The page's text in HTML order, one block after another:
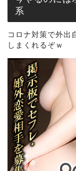
系
コロナ対策で外出
しまくれるぞｗ